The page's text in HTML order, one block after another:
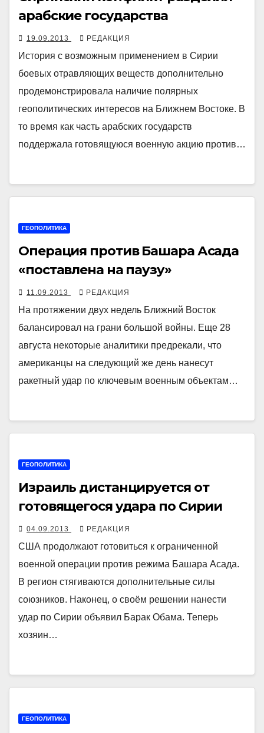
арабские государства
19.09.2013 РЕДАКЦИЯ
История с возможным применением в Сирии
боевых отравляющих веществ дополнительно
продемонстрировала наличие полярных
геополитических интересов на Ближнем Востоке. В
то время как часть арабских государств
поддержала готовящуюся военную акцию против…
ГЕОПОЛИТИКА
Операция против Башара Асада
«поставлена на паузу»
11.09.2013 РЕДАКЦИЯ
На протяжении двух недель Ближний Восток
балансировал на грани большой войны. Еще 28
августа некоторые аналитики предрекали, что
американцы на следующий же день нанесут
ракетный удар по ключевым военным объектам…
ГЕОПОЛИТИКА
Израиль дистанцируется от
готовящегося удара по Сирии
04.09.2013 РЕДАКЦИЯ
США продолжают готовиться к ограниченной
военной операции против режима Башара Асада.
В регион стягиваются дополнительные силы
союзников. Наконец, о своём решении нанести
удар по Сирии объявил Барак Обама. Теперь
хозяин…
ГЕОПОЛИТИКА